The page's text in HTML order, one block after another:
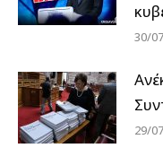
30/
29/